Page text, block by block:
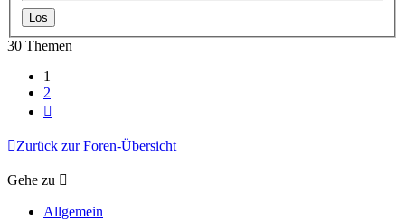
30 Themen
1
2
Zurück zur Foren-Übersicht
Gehe zu
Allgemein